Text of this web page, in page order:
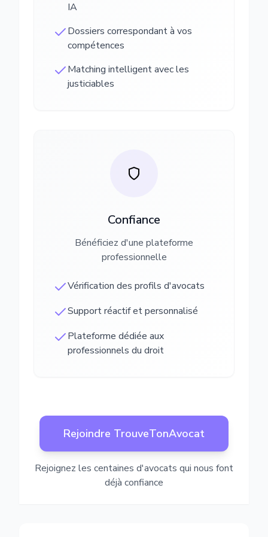
IA
Dossiers correspondant à vos
compétences
Matching intelligent avec les
justiciables
Confiance
Bénéficiez d'une plateforme
professionnelle
Vérification des profils d'avocats
Support réactif et personnalisé
Plateforme dédiée aux
professionnels du droit
Rejoindre TrouveTonAvocat
Rejoignez les centaines d'avocats qui nous font
déjà confiance